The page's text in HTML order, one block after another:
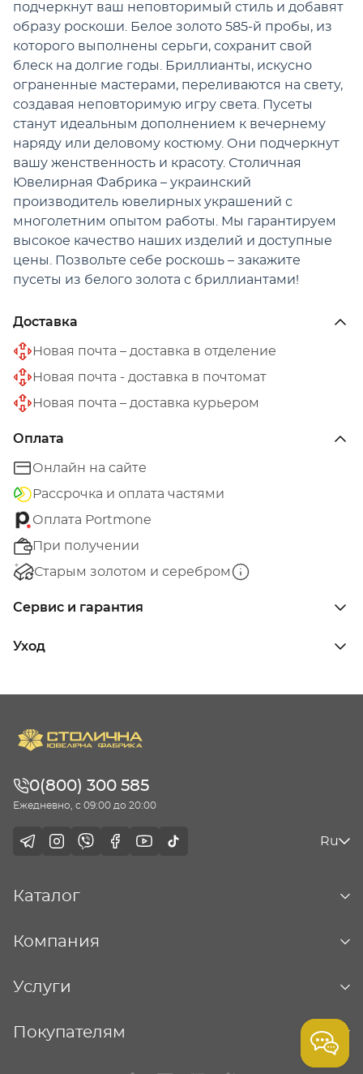
подчеркнут ваш неповторимый стиль и добавят
образу роскоши. Белое золото 585-й пробы, из
которого выполнены серьги, сохранит свой
блеск на долгие годы. Бриллианты, искусно
ограненные мастерами, переливаются на свету,
создавая неповторимую игру света. Пусеты
станут идеальным дополнением к вечернему
наряду или деловому костюму. Они подчеркнут
вашу женственность и красоту. Столичная
Ювелирная Фабрика – украинский
производитель ювелирных украшений с
многолетним опытом работы. Мы гарантируем
высокое качество наших изделий и доступные
цены. Позвольте себе роскошь – закажите
пусеты из белого золота с бриллиантами!
Доставка
Новая почта – доставка в отделение
Новая почта - доставка в почтомат
Новая почта – доставка курьером
Оплата
Онлайн на сайте
Рассрочка и оплата частями
Оплата Portmone
При получении
Старым золотом и серебром
Сервис и гарантия
Уход
0(800) 300 585
Ежедневно, с 09:00 до 20:00
Ru
Каталог
Компания
Услуги
Покупателям